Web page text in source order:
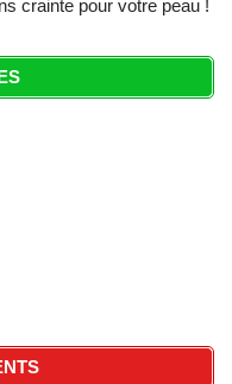
crainte pour votre peau !